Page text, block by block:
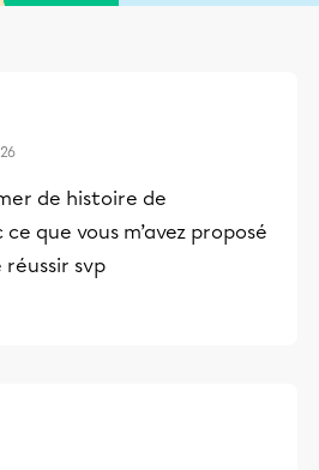
de histoire de
que vous m’avez proposé
réussir svp